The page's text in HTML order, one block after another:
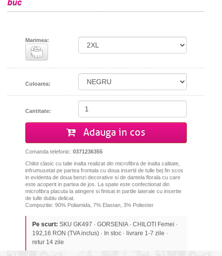
buc
Marimea:
Culoarea:
Cantitate:
Adauga in cos
Comanda telefonic: 0371236355
Chilot clasic cu talie inalta realizat din microfibra de inalta calitate,
infrumusetat pe partea frontala cu doua insertii de tulle bej fin scos
in evidenta de doua benzi decorative si de dantela florala cu care
este acoperit in partea de jos. La spate este confectionat din
microfibra placuta la atingere si finisat in partile laterale cu insertie
de tulle dublu delicat.
Compozitie: 90% Poliamida, 7% Elastan, 3% Poliester
Pe scurt: SKU GK497 · GORSENIA · CHILOTI Femei ·
192,16 RON (TVA inclus) · In stoc · livrare 1-7 zile ·
retur 14 zile